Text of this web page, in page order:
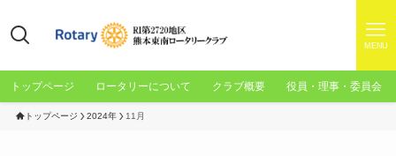
MENU
トップページ ロータリーについて クラブ概要 役員・理事・委員会
トップページ 2024年 11月